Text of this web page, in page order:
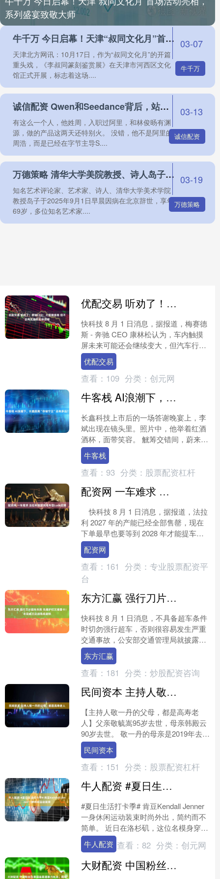
系列盛宴致敬大师
牛千万 今日启幕！天津“叔同文化月”首场活动亮相，系列盛宴致敬大师
天津北方网讯：10月17日，作为“叔同文化月”的开篇
重头戏，《李叔同篆刻鉴赏展》在天津市河西区文化
馆正式开展，标志着这场....
03-07
牛千万
诚信配资 Qwen和Seedance背后，站着同一个人
有这么一个人，他姓周，入职过阿里，和林俊旸有渊
源，做的产品这两天还特别火。 没错，他不是阿里的
周浩，而是已经在字节主导S....
03-13
诚信配资
万德策略 清华大学美院教授、诗人岛子因病去世，青岛人
知名艺术评论家、艺术家、诗人、清华大学美术学院
教授岛子于2025年9月1日早晨因病在北京辞世，享年
69岁，多位知名艺术家....
03-19
万德策略
优配交易 听劝了！奔驰CEO：大屏继续卷 但不会再无脑砍实体按键
快科技 8 月 1 日消息，据报道，梅赛德
斯 - 奔驰 CEO 康林松认为，车内触摸
屏未来可能还会继续变大，但汽车行业
一味削减实体按钮的趋势或许已经走到
尽头。 ....
优配交易
查看： 109 分类： 创元网
牛客栈 AI浪潮下，长鑫距离“存储宁王”还有多远？
长鑫科技上市后的一场答谢晚宴上，李
斌出现在镜头里。照片中，他举着红酒
酒杯，面带笑容。 觥筹交错间，蔚来账
面默默增加了超过 7 亿元的浮盈。 7 月
27 日，长....
牛客栈
查看： 93 分类： 股票配资杠杆
配资网 一车难求 法拉利首款纯电车型Luce卖爆
快科技 8 月 1 日消息，据报道，法拉
利 2027 年的产能已经全部售罄，现在
下单最早也要等到 2028 年才能提车。
法拉利表示，订单持续涌入源于全球....
配资网
查看： 161 分类： 专业股票配资平
台
东方汇赢 强行刀片超车失败 先撞护栏又撞重卡！丰田威兰达当场成废铁
快科技 8 月 1 日消息，不具备超车条件
时切勿强行超车，否则很容易发生严重
交通事故，公安部交通管理局就披露了
这样一起案例。 6 月 12 日，沪蓉高速
湖北汉川....
东方汇赢
查看： 181 分类： 炒股配资咨询
民间资本 主持人敬一丹的父母，都是高寿老人
【主持人敬一丹的父母，都是高寿老
人】父亲敬毓嵩95岁去世，母亲韩殿云
90岁去世。 敬一丹的母亲是2019年去世
的，但老人家去世的原因，也并非是因
为高龄，而是她在....
民间资本
查看： 151 分类： 股票配资杠杆
牛人配资 #夏日生活打卡季# 肯豆Kendall Jenner一身休闲运动装束
#夏日生活打卡季# 肯豆Kendall Jenner
一身休闲运动装束时尚外出，简约而不
简单。 近日在洛杉矶，这位名模身穿深
蓝色的修身拉链外套，搭配经典的黑色
紧身....
牛人配资 查看：82 分类：创元网
大财配资 中国粉丝在泰国追星遭暴力执法，因插队纠纷被GMM保安摁头带走